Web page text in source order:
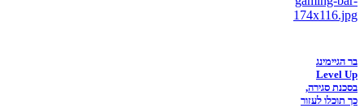
בר הגיימינג
Level Up
בסכנת סגירה,
כך תוכלו לעזור